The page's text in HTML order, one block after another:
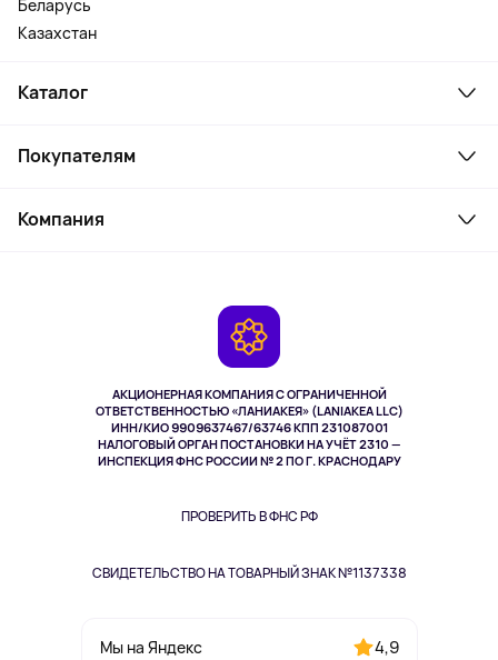
АКЦИОНЕРНАЯ КОМПАНИЯ С ОГРАНИЧЕННОЙ
ОТВЕТСТВЕННОСТЬЮ «ЛАНИАКЕЯ» (LANIAKEA LLC)
ИНН/КИО 9909637467/63746 КПП 231087001
НАЛОГОВЫЙ ОРГАН ПОСТАНОВКИ НА УЧЁТ 2310 —
ИНСПЕКЦИЯ ФНС РОССИИ № 2 ПО Г. КРАСНОДАРУ
ПРОВЕРИТЬ В ФНС РФ
СВИДЕТЕЛЬСТВО НА ТОВАРНЫЙ ЗНАК №1137338
Мы на Яндекс 4,9
Беларусь
Казахстан
Каталог
Ноутбуки, мониторы, VR
Косметика и уход
Здоровье питомцев
Одежда и аксессуары
Покупателям
Как заказать
Компания